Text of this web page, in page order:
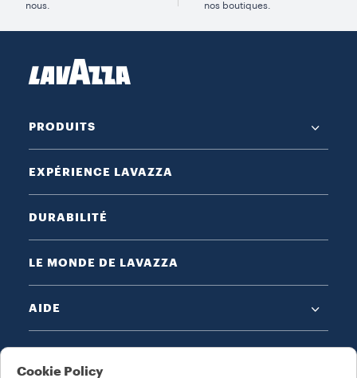
nous.
nos boutiques.
PRODUITS
EXPÉRIENCE LAVAZZA
DURABILITÉ
LE MONDE DE LAVAZZA
AIDE
Cookie Policy